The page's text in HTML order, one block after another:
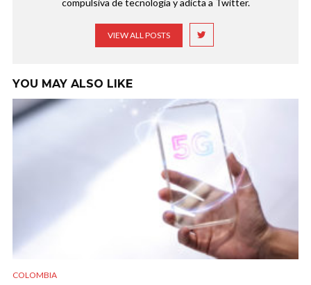
VIEW ALL POSTS
YOU MAY ALSO LIKE
COLOMBIA